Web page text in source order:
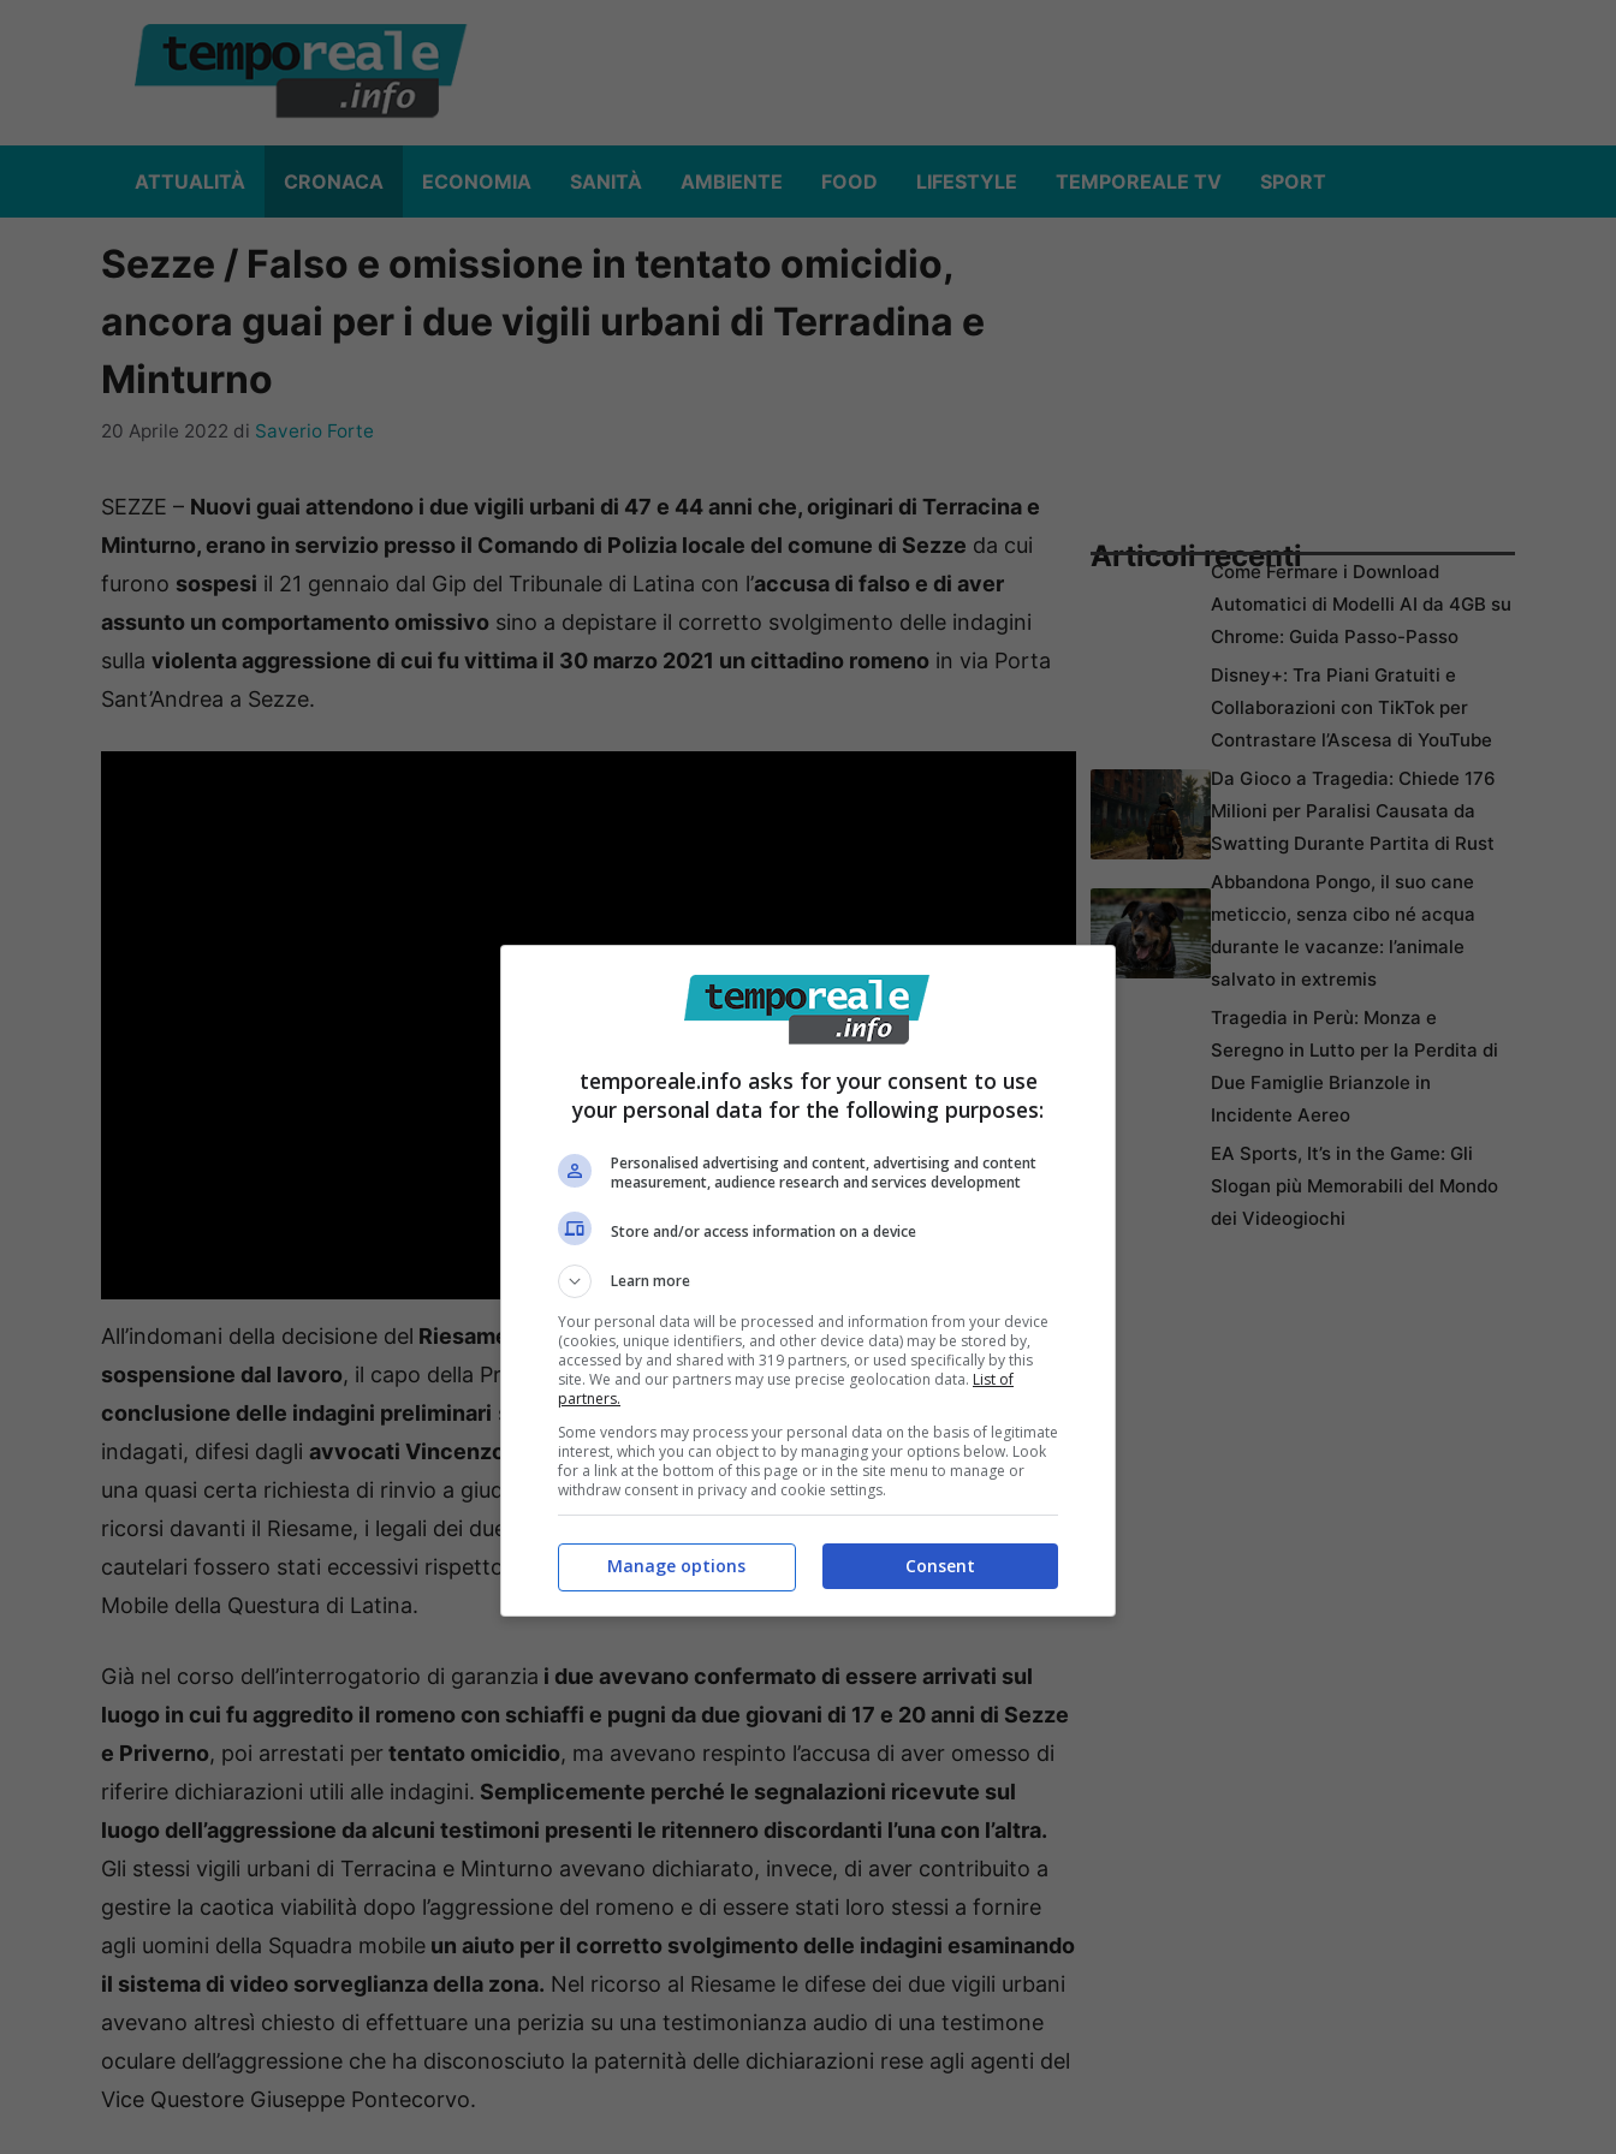
ATTUALITÀ CRONACA ECONOMIA SANITÀ AMBIENTE FOOD LIFESTYLE TEMPOREALE TV SPORT
Sezze / Falso e omissione in tentato omicidio,
ancora guai per i due vigili urbani di Terradina e
Minturno
20 Aprile 2022 di Saverio Forte
SEZZE – Nuovi guai attendono i due vigili urbani di 47 e 44 anni che, originari di Terracina e
Minturno, erano in servizio presso il Comando di Polizia locale del comune di Sezze da cui
furono sospesi il 21 gennaio dal Gip del Tribunale di Latina con l’accusa di falso e di aver
assunto un comportamento omissivo sino a depistare il corretto svolgimento delle indagini
sulla violenta aggressione di cui fu vittima il 30 marzo 2021 un cittadino romeno in via Porta
Sant’Andrea a Sezze.
All’indomani della decisione del Riesame di ridurre per i due da un anno a sei mesi il periodo di
sospensione dal lavoro, il capo della Procura di Latina Giuseppe De Falco hafirmato la
conclusione delle indagini preliminari sottolineando come il quadro indiziario per i due
indagati, difesi dagli avvocati Vincenzo e Matteo Macari e Massimo Signore,in prospettiva di
una quasi certa richiesta di rinvio a giudizio, sia “molto evidente”. Nella discussione dei rispettivi
ricorsi davanti il Riesame, i legali dei due vigili urbani avevano rimarcato come i provvedimenti
cautelari fossero stati eccessivi rispetto alle condotte denunciate dagli agenti della Squadra
Mobile della Questura di Latina.
Già nel corso dell’interrogatorio di garanzia i due avevano confermato di essere arrivati sul
luogo in cui fu aggredito il romeno con schiaffi e pugni da due giovani di 17 e 20 anni di Sezze
e Priverno, poi arrestati pertentato omicidio, ma avevano respinto l’accusa di aver omesso di
riferire dichiarazioni utili alle indagini. Semplicemente perché le segnalazioni ricevute sul
luogo dell’aggressione da alcuni testimoni presenti le ritennero discordanti l’una con l’altra.
Gli stessi vigili urbani di Terracina e Minturno avevano dichiarato, invece, di aver contribuito a
gestire la caotica viabilità dopo l’aggressione del romeno e di essere stati loro stessi a fornire
agli uomini della Squadra mobile un aiuto per il corretto svolgimento delle indagini esaminando
il sistema di video sorveglianza della zona. Nel ricorso al Riesame le difese dei due vigili urbani
avevano altresì chiesto di effettuare una perizia su una testimonianza audio di una testimone
oculare dell’aggressione che ha disconosciuto la paternità delle dichiarazioni rese agli agenti del
Vice Questore Giuseppe Pontecorvo.
Articoli recentiCome Fermare i Download
Automatici di Modelli AI da 4GB su
Chrome: Guida Passo-Passo
Disney+: Tra Piani Gratuiti e
Collaborazioni con TikTok per
Contrastare l’Ascesa di YouTube
Da Gioco a Tragedia: Chiede 176
Milioni per Paralisi Causata da
Swatting Durante Partita di Rust
Abbandona Pongo, il suo cane
meticcio, senza cibo né acqua
durante le vacanze: l’animale
salvato in extremis
Tragedia in Perù: Monza e
Seregno in Lutto per la Perdita di
Due Famiglie Brianzole in
Incidente Aereo
EA Sports, It’s in the Game: Gli
Slogan più Memorabili del Mondo
dei Videogiochi
temporeale.info asks for your consent to use
your personal data for the following purposes:
Personalised advertising and content, advertising and content
measurement, audience research and services development
Store and/or access information on a device
Learn more
Your personal data will be processed and information from your device
(cookies, unique identifiers, and other device data) may be stored by,
accessed by and shared with 319 partners, or used specifically by this
site. We and our partners may use precise geolocation data. List of
partners.
Some vendors may process your personal data on the basis of legitimate
interest, which you can object to by managing your options below. Look
for a link at the bottom of this page or in the site menu to manage or
withdraw consent in privacy and cookie settings.
Consent
Manage options